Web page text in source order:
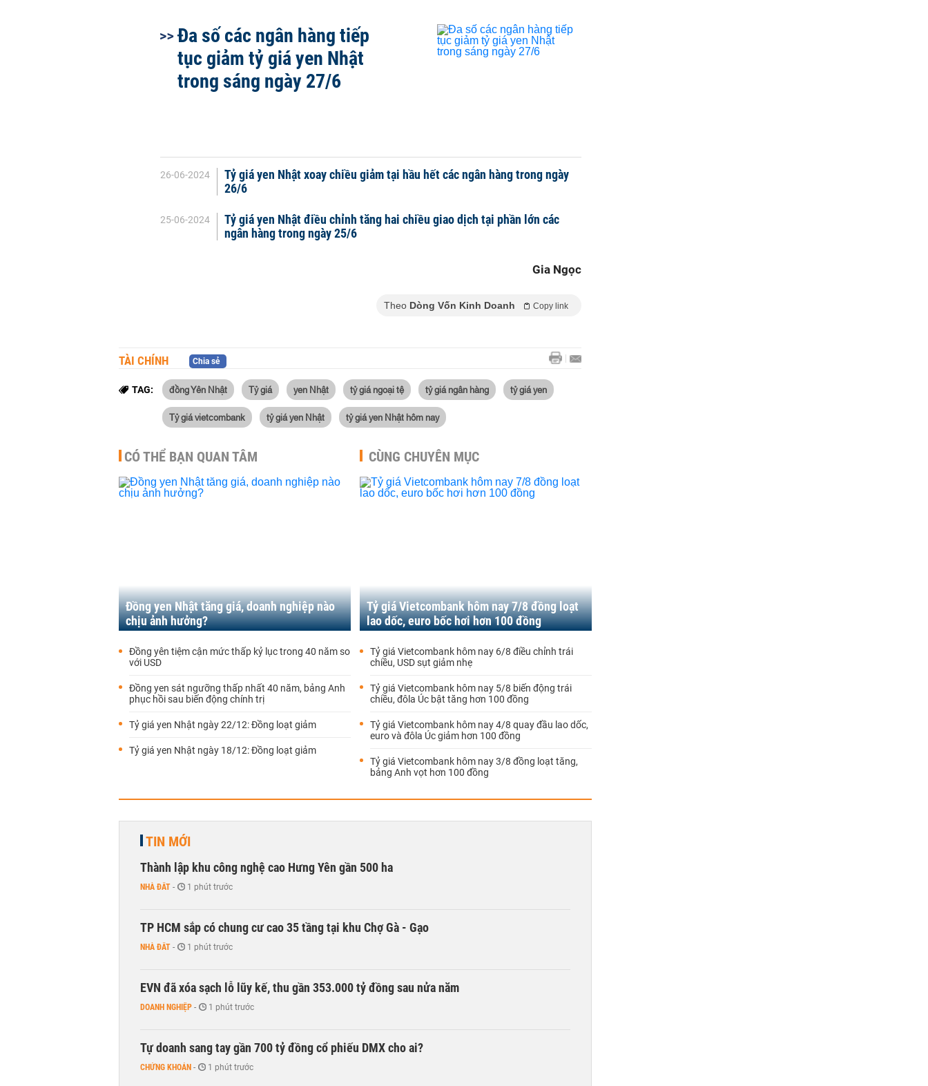
Đa số các ngân hàng tiếp
tục giảm tỷ giá yen Nhật
trong sáng ngày 27/6
26-06-2024
Tỷ giá yen Nhật xoay chiều giảm tại hầu hết các ngân hàng trong ngày
26/6
25-06-2024
Tỷ giá yen Nhật điều chỉnh tăng hai chiều giao dịch tại phần lớn các
ngân hàng trong ngày 25/6
Gia Ngọc
Theo Dòng Vốn Kinh Doanh Copy link
TÀI CHÍNH Chia sẻ
TAG: đồng Yên Nhật Tỷ giá yen Nhật tỷ giá ngoại tệ tỷ giá ngân hàng tỷ giá yen
Tỷ giá vietcombank tỷ giá yen Nhật tỷ giá yen Nhật hôm nay
CÓ THỂ BẠN QUAN TÂM
Đồng yen Nhật tăng giá, doanh nghiệp nào
chịu ảnh hưởng?
Đồng yên tiệm cận mức thấp kỷ lục trong 40 năm so
với USD
Đồng yen sát ngưỡng thấp nhất 40 năm, bảng Anh
phục hồi sau biến động chính trị
Tỷ giá yen Nhật ngày 22/12: Đồng loạt giảm
Tỷ giá yen Nhật ngày 18/12: Đồng loạt giảm
CÙNG CHUYÊN MỤC
Tỷ giá Vietcombank hôm nay 7/8 đồng loạt
lao dốc, euro bốc hơi hơn 100 đồng
Tỷ giá Vietcombank hôm nay 6/8 điều chỉnh trái
chiều, USD sụt giảm nhẹ
Tỷ giá Vietcombank hôm nay 5/8 biến động trái
chiều, đôla Úc bật tăng hơn 100 đồng
Tỷ giá Vietcombank hôm nay 4/8 quay đầu lao dốc,
euro và đôla Úc giảm hơn 100 đồng
Tỷ giá Vietcombank hôm nay 3/8 đồng loạt tăng,
bảng Anh vọt hơn 100 đồng
TIN MỚI
Thành lập khu công nghệ cao Hưng Yên gần 500 ha
NHÀ ĐẤT - 1 phút trước
TP HCM sắp có chung cư cao 35 tầng tại khu Chợ Gà - Gạo
NHÀ ĐẤT - 1 phút trước
EVN đã xóa sạch lỗ lũy kế, thu gần 353.000 tỷ đồng sau nửa năm
DOANH NGHIỆP - 1 phút trước
Tự doanh sang tay gần 700 tỷ đồng cổ phiếu DMX cho ai?
CHỨNG KHOÁN - 1 phút trước